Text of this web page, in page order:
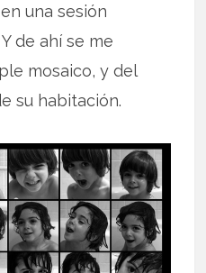
una sesión
de ahí se me
mosaico, y del
su habitación.